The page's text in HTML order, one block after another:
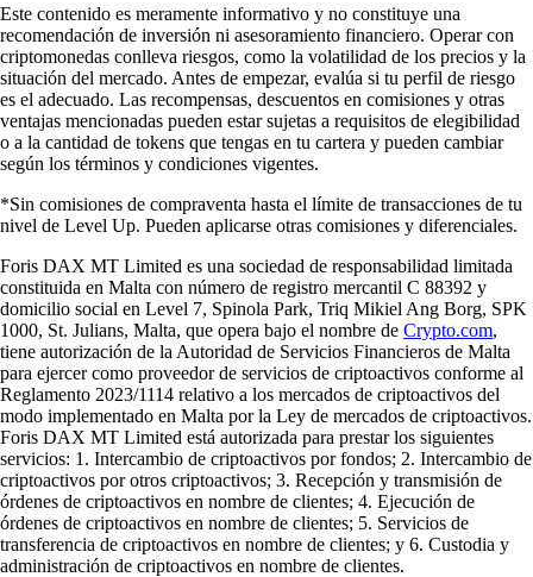
Este contenido es meramente informativo y no constituye una
recomendación de inversión ni asesoramiento financiero. Operar con
criptomonedas conlleva riesgos, como la volatilidad de los precios y la
situación del mercado. Antes de empezar, evalúa si tu perfil de riesgo
es el adecuado. Las recompensas, descuentos en comisiones y otras
ventajas mencionadas pueden estar sujetas a requisitos de elegibilidad
o a la cantidad de tokens que tengas en tu cartera y pueden cambiar
según los términos y condiciones vigentes.
*Sin comisiones de compraventa hasta el límite de transacciones de tu
nivel de Level Up. Pueden aplicarse otras comisiones y diferenciales.
Foris DAX MT Limited es una sociedad de responsabilidad limitada
constituida en Malta con número de registro mercantil C 88392 y
domicilio social en Level 7, Spinola Park, Triq Mikiel Ang Borg, SPK
1000, St. Julians, Malta, que opera bajo el nombre de Crypto.com,
tiene autorización de la Autoridad de Servicios Financieros de Malta
para ejercer como proveedor de servicios de criptoactivos conforme al
Reglamento 2023/1114 relativo a los mercados de criptoactivos del
modo implementado en Malta por la Ley de mercados de criptoactivos.
Foris DAX MT Limited está autorizada para prestar los siguientes
servicios: 1. Intercambio de criptoactivos por fondos; 2. Intercambio de
criptoactivos por otros criptoactivos; 3. Recepción y transmisión de
órdenes de criptoactivos en nombre de clientes; 4. Ejecución de
órdenes de criptoactivos en nombre de clientes; 5. Servicios de
transferencia de criptoactivos en nombre de clientes; y 6. Custodia y
administración de criptoactivos en nombre de clientes.